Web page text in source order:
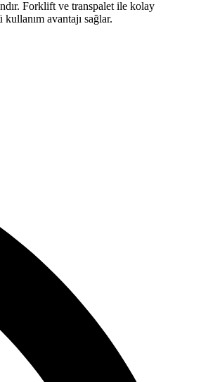
Forklift ve transpalet ile kolay
avantajı sağlar.